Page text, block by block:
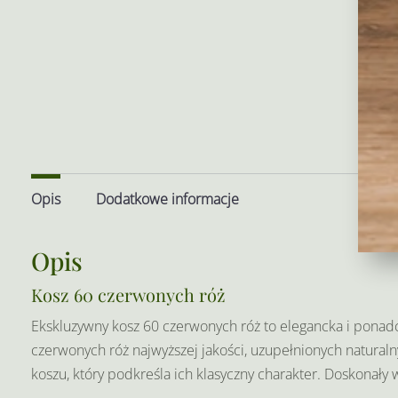
Opis Dodatkowe informacje
Opis
Kosz 60 czerwonych róż
Ekskluzywny kosz 60 czerwonych róż to elegancka i
czerwonych róż najwyższej jakości, uzupełnionych
koszu, który podkreśla ich klasyczny charakter.